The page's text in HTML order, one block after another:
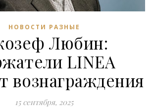
НОВОСТИ РАЗНЫЕ
Любин:
LINEA
вознаграждения
15 сентября, 2025